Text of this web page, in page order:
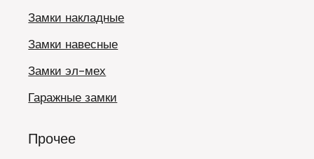
Замки накладные
Замки навесные
Замки эл-мех
Гаражные замки
Прочее